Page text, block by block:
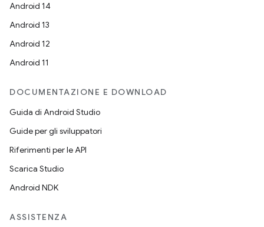
Android 14
Android 13
Android 12
Android 11
DOCUMENTAZIONE E DOWNLOAD
Guida di Android Studio
Guide per gli sviluppatori
Riferimenti per le API
Scarica Studio
Android NDK
ASSISTENZA